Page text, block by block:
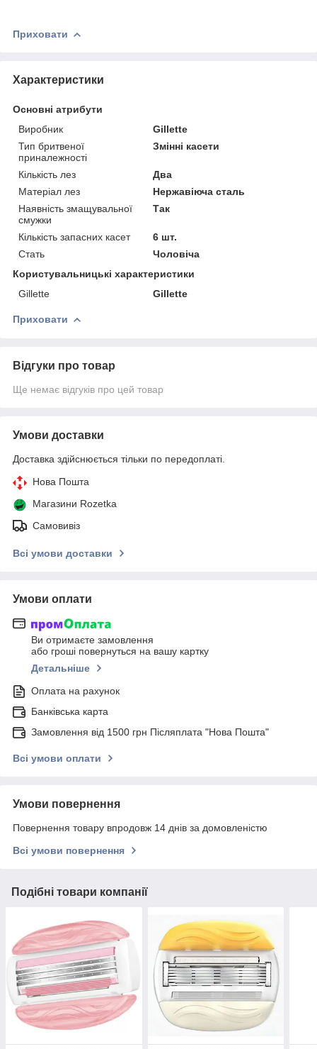
Приховати
Характеристики
Основні атрибути
Виробник
Gillette
Тип бритвеної
приналежності
Змінні касети
Кількість лез
Два
Матеріал лез
Нержавіюча сталь
Наявність змащувальної
смужки
Так
Кількість запасних касет
6 шт.
Стать
Чоловіча
Користувальницькі характеристики
Gillette
Gillette
Приховати
Відгуки про товар
Ще немає відгуків про цей товар
Умови доставки
Доставка здійснюється тільки по передоплаті.
Нова Пошта
Магазини Rozetka
Самовивіз
Всі умови доставки
Умови оплати
Ви отримаєте замовлення
або гроші повернуться на вашу картку
Детальніше
Оплата на рахунок
Банківська карта
Замовлення від 1500 грн Післяплата "Нова Пошта"
Всі умови оплати
Умови повернення
Повернення товару впродовж 14 днів за домовленістю
Всі умови повернення
Подібні товари компанії